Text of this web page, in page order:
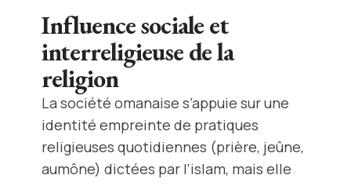
Influence sociale et
interreligieuse de la
religion
La société omanaise s’appuie sur une
identité empreinte de pratiques
religieuses quotidiennes (prière, jeûne,
aumône) dictées par l’islam, mais elle